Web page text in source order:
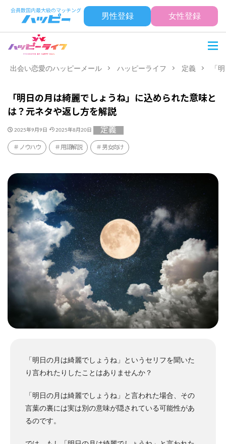
男性登録 女性登録
出会い恋愛のハッピーメール ハッピーライフ 定義 「
「明日の月は綺麗でしょうね」に込められた意味と
は？元ネタや返し方を解説
2025年9月9日 2025年8月20日 定義
ノウハウ 用語解説 男女向け
「明日の月は綺麗でしょうね」というセリフを聞いた
り言われたりしたことはありませんか？
「明日の月は綺麗でしょうね」と言われた場合、その
言葉の裏には実は別の意味が隠されている可能性があ
るのです。